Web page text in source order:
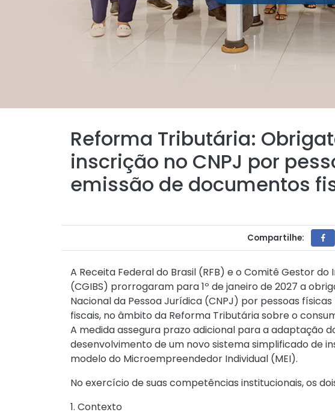
Reforma Tributária:
inscrição no CNPJ por
emissão de documentos
Compartilhe:
A Receita Federal do Brasil (RFB) e o Comitê Gestor do
(CGIBS) prorrogaram para 1º de janeiro de 2027 a
Nacional da Pessoa Jurídica (CNPJ) por pessoas
fiscais, no âmbito da Reforma Tributária sobre o
A medida assegura prazo adicional para a adaptação
desenvolvimento de um novo sistema simplificado de
modelo do Microempreendedor Individual (MEI).
No exercício de suas competências institucionais, os
1. Contexto